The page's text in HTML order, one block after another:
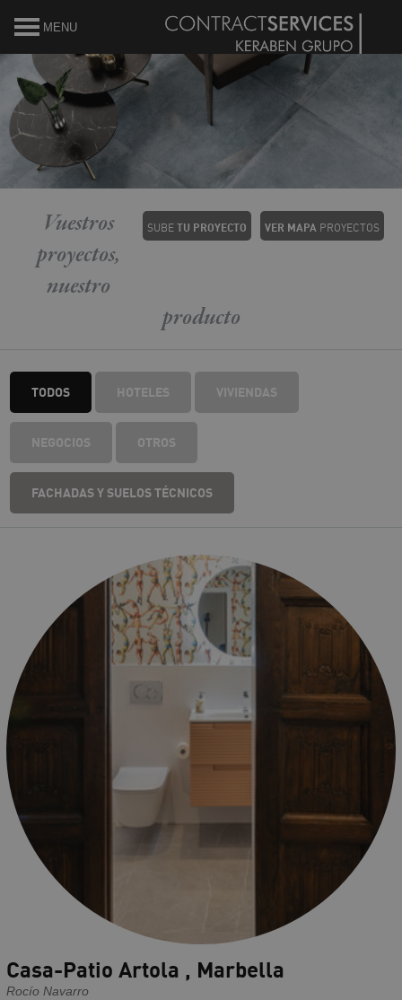
MENU
Debe activar javascript para ver el mapa
SUBE TU PROYECTO VER MAPA PROYECTOS
Vuestros
proyectos,
nuestro
producto
TODOS HOTELES VIVIENDAS
NEGOCIOS OTROS
FACHADAS Y SUELOS TÉCNICOS
Casa-Patio Artola , Marbella
Rocío Navarro